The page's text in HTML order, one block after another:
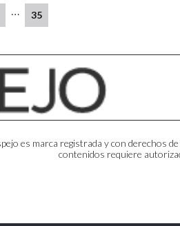
… 35
es marca registrada y con derechos
contenidos requiere